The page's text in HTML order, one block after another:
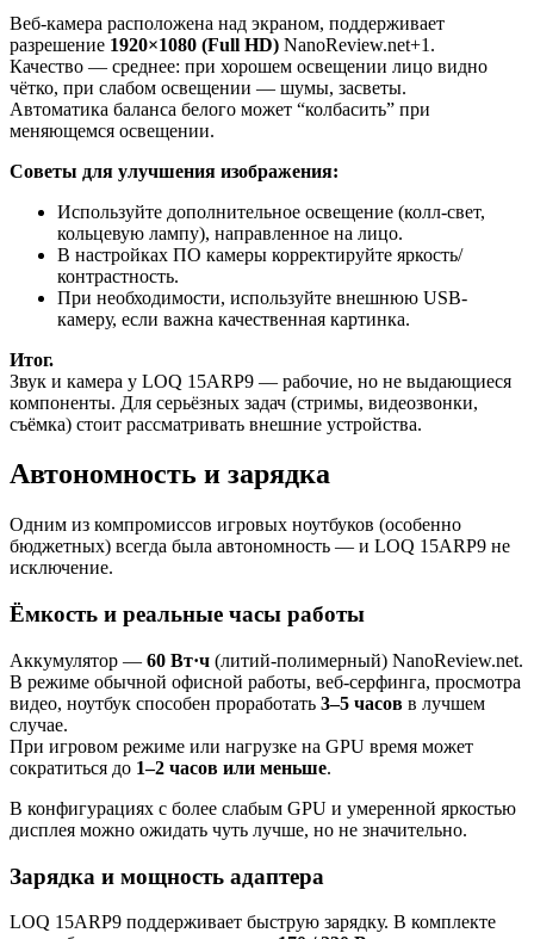
Веб-камера расположена над экраном, поддерживает
разрешение 1920×1080 (Full HD) NanoReview.net+1.
Качество — среднее: при хорошем освещении лицо видно
чётко, при слабом освещении — шумы, засветы.
Автоматика баланса белого может “колбасить” при
меняющемся освещении.
Советы для улучшения изображения:
Используйте дополнительное освещение (колл-свет,
кольцевую лампу), направленное на лицо.
В настройках ПО камеры корректируйте яркость/
контрастность.
При необходимости, используйте внешнюю USB-
камеру, если важна качественная картинка.
Итог.
Звук и камера у LOQ 15ARP9 — рабочие, но не выдающиеся
компоненты. Для серьёзных задач (стримы, видеозвонки,
съёмка) стоит рассматривать внешние устройства.
Автономность и зарядка
Одним из компромиссов игровых ноутбуков (особенно
бюджетных) всегда была автономность — и LOQ 15ARP9 не
исключение.
Ёмкость и реальные часы работы
Аккумулятор — 60 Вт·ч (литий-полимерный) NanoReview.net.
В режиме обычной офисной работы, веб-серфинга, просмотра
видео, ноутбук способен проработать 3–5 часов в лучшем
случае.
При игровом режиме или нагрузке на GPU время может
сократиться до 1–2 часов или меньше.
В конфигурациях с более слабым GPU и умеренной яркостью
дисплея можно ожидать чуть лучше, но не значительно.
Зарядка и мощность адаптера
LOQ 15ARP9 поддерживает быструю зарядку. В комплекте